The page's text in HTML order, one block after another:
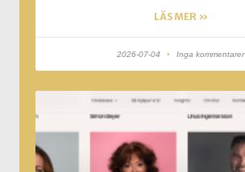
LÄS MER »
2026-07-04 Inga kommentarer